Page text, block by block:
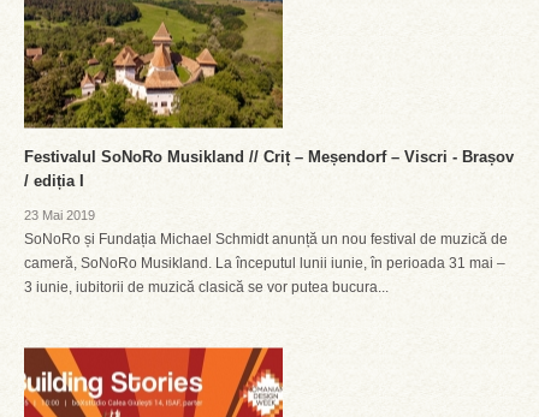
Festivalul SoNoRo Musikland // Criț – Meșendorf – Viscri - Brașov
/ ediția I
23 Mai 2019
SoNoRo și Fundația Michael Schmidt anunță un nou festival de muzică de
cameră, SoNoRo Musikland. La începutul lunii iunie, în perioada 31 mai –
3 iunie, iubitorii de muzică clasică se vor putea bucura...